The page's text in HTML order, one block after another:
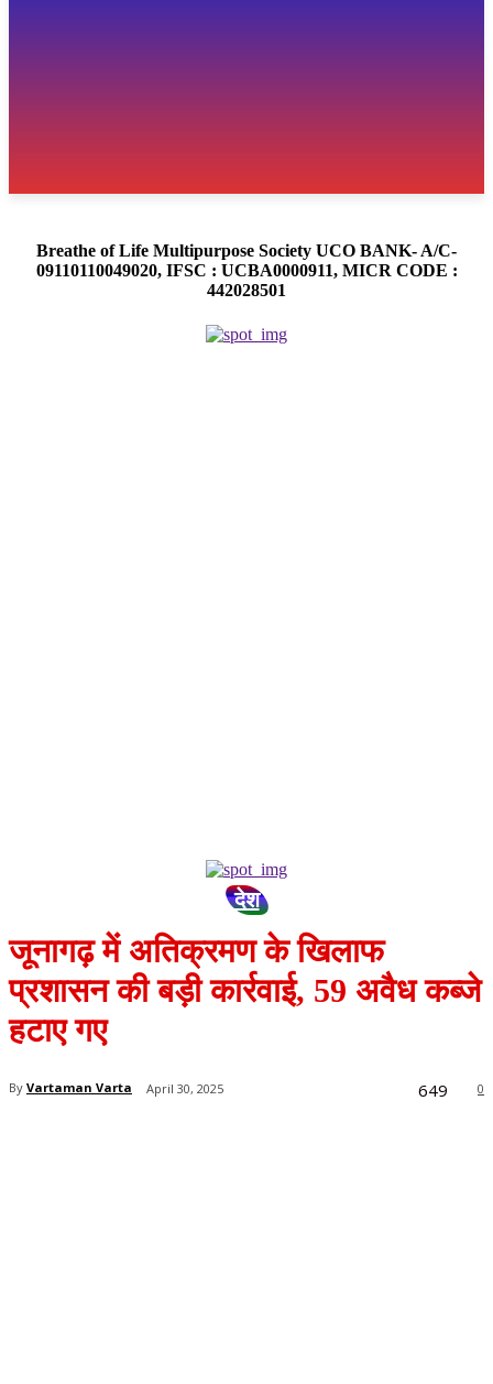
Breathe of Life Multipurpose Society UCO BANK- A/C-
09110110049020, IFSC : UCBA0000911, MICR CODE :
442028501
देश
जूनागढ़ में अतिक्रमण के खिलाफ
प्रशासन की बड़ी कार्रवाई, 59 अवैध कब्जे
हटाए गए
By Vartaman Varta April 30, 2025 0
649